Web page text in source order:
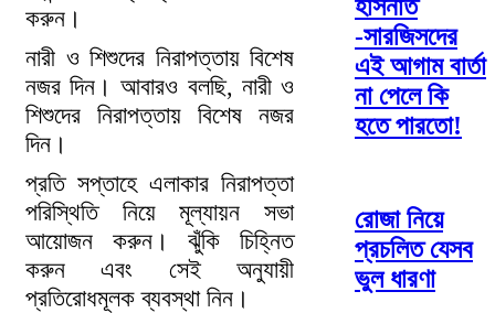
করুন।
নারী ও শিশুদের নিরাপত্তায় বিশেষ
নজর দিন। আবারও বলছি, নারী ও
শিশুদের নিরাপত্তায় বিশেষ নজর
দিন।
প্রতি সপ্তাহে এলাকার নিরাপত্তা
পরিস্থিতি নিয়ে মূল্যায়ন সভা
আয়োজন করুন। ঝুঁকি চিহ্নিত
করুন এবং সেই অনুযায়ী
প্রতিরোধমূলক ব্যবস্থা নিন।
হাসনাত
-সারজিসদের
এই আগাম বার্তা
না পেলে কি
হতে পারতো!
রোজা নিয়ে
প্রচলিত যেসব
ভুল ধারণা